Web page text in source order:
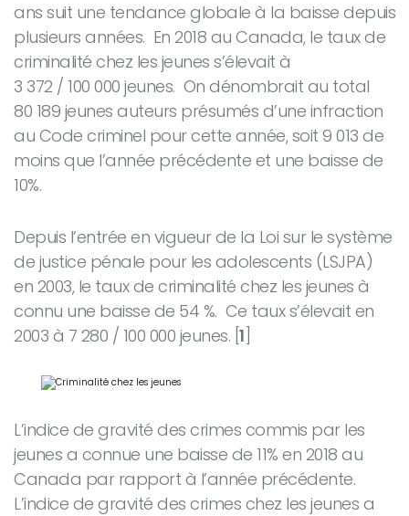
ans suit une tendance globale à la baisse depuis
plusieurs années. En 2018 au Canada, le taux de
criminalité chez les jeunes s’élevait à
3 372 / 100 000 jeunes. On dénombrait au total
80 189 jeunes auteurs présumés d’une infraction
au Code criminel pour cette année, soit 9 013 de
moins que l’année précédente et une baisse de
10%.
Depuis l’entrée en vigueur de la Loi sur le système
de justice pénale pour les adolescents (LSJPA)
en 2003, le taux de criminalité chez les jeunes à
connu une baisse de 54 %. Ce taux s’élevait en
2003 à 7 280 / 100 000 jeunes. [ 1
L’indice de gravité des crimes commis par les
jeunes a connue une baisse de 11% en 2018 au
Canada par rapport à l’année précédente.
L’indice de gravité des crimes chez les jeunes a